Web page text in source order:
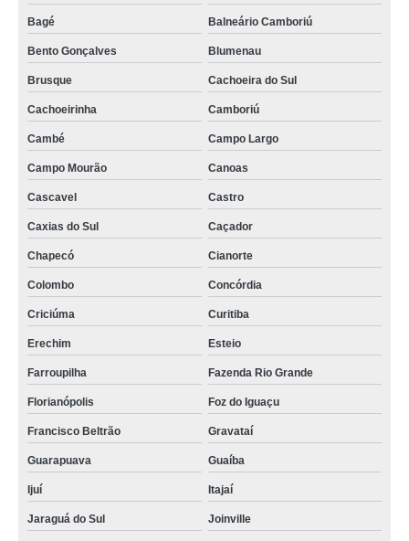
Bagé Balneário Camboriú
Bento Gonçalves Blumenau
Brusque Cachoeira do Sul
Cachoeirinha Camboriú
Cambé Campo Largo
Campo Mourão Canoas
Cascavel Castro
Caxias do Sul Caçador
Chapecó Cianorte
Colombo Concórdia
Criciúma Curitiba
Erechim Esteio
Farroupilha Fazenda Rio Grande
Florianópolis Foz do Iguaçu
Francisco Beltrão Gravataí
Guarapuava Guaíba
Ijuí Itajaí
Jaraguá do Sul Joinville